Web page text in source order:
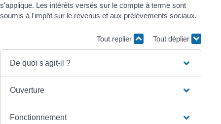
s'applique. Les intérêts versés sur le compte à terme sont
soumis à l'impôt sur le revenus et aux prélèvements sociaux.
Tout replier Tout déplier
De quoi s'agit-il ?
Ouverture
Fonctionnement